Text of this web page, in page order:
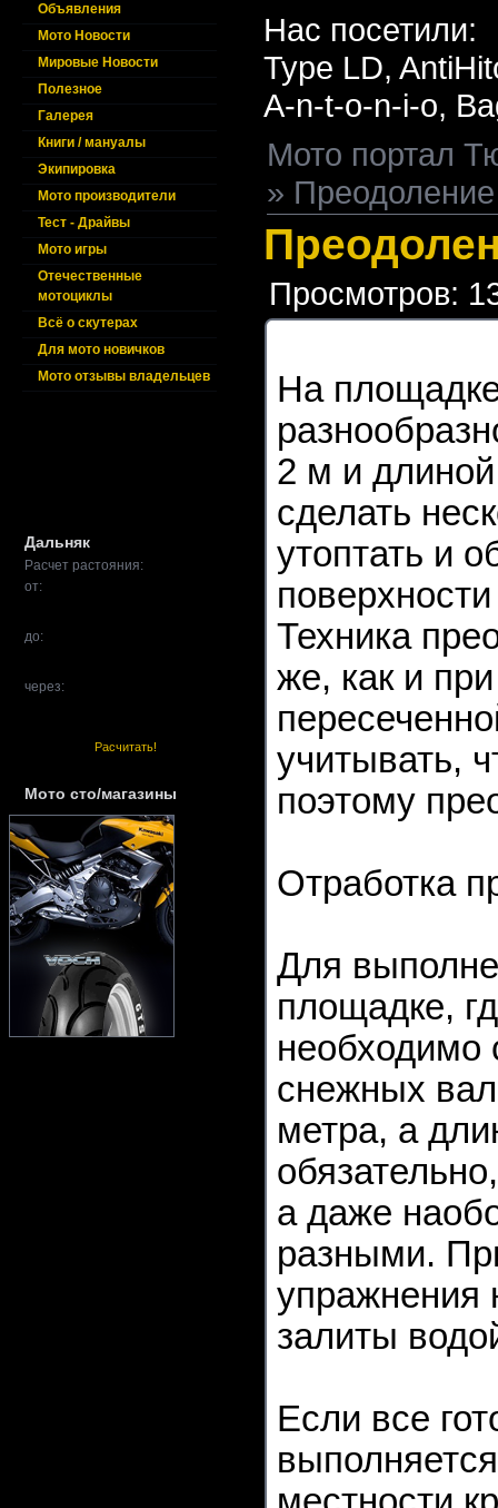
Объявления
Мото Новости
Мировые Новости
Полезное
Галерея
Книги / мануалы
Экипировка
Мото производители
Тест - Драйвы
Мото игры
Отечественные
мотоциклы
Всё о скутерах
Для мото новичков
Мото отзывы владельцев
Дальняк
Расчет растояния:
от:
до:
через:
Расчитать!
Мото сто/магазины
Нас посетили:
Type LD,
A-n-t-o-n-i-o,
Мото портал
»
Просмотров:
На
2 м и
сделать
утоптать и
Техника
же, как и
учитывать,
поэтому
Отработка
Для
площадке,
необходимо
снежных
метра, а
а даже
разными.
упражнения
залиты
Если все